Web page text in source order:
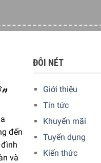
25cm, bạn
đến
và
ĐÔI NÉT
Giới thiệu
Tin tức
Khuyến mãi
Tuyển dụng
Kiến thức